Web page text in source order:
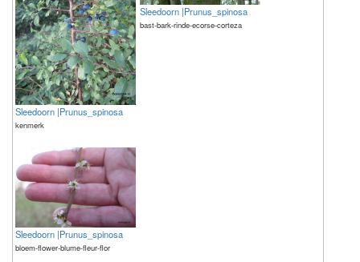
Sleedoorn |Prunus_spinosa
kenmerk
Sleedoorn |Prunus_spinosa
bast-bark-rinde-ecorse-corteza
Sleedoorn |Prunus_spinosa
bloem-flower-blume-fleur-flor